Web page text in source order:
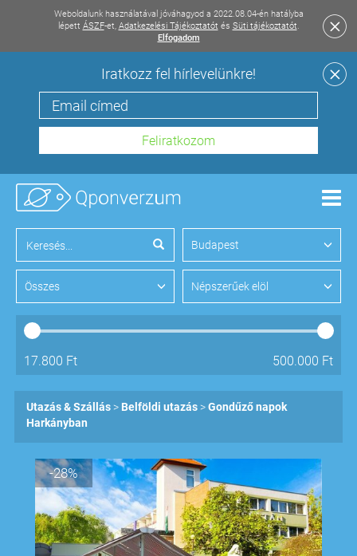
Weboldalunk használatával jóváhagyod a 2022.08.04-én hatályba
lépett ÁSZF-et, Adatkezelési Tájékoztatót és Süti tájékoztatót.
Elfogadom
Iratkozz fel hírlevelünkre!
Budapest
Összes Népszerűek elöl
17.800 Ft 500.000 Ft
Utazás & Szállás Belföldi utazás
Gondűző napok
Harkányban
-28%